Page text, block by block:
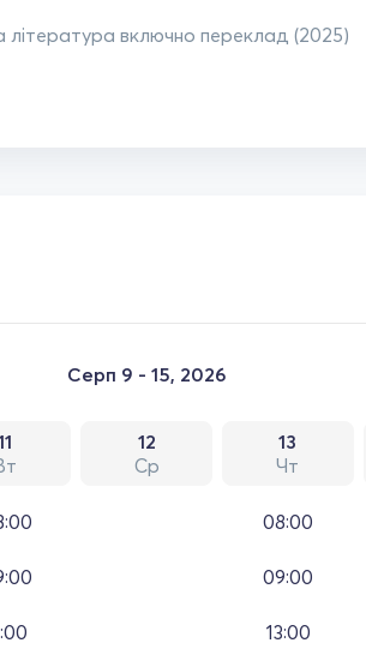
включно переклад (2025)
Серп 9 - 15, 2026
12
Ср
13
Чт
08:00
09:00
13:00